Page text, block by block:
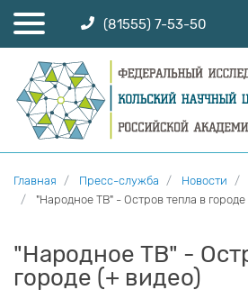
(81555) 7-53-50
Главная Пресс-служба Новости
"Народное ТВ" - Остров тепла в городе
"Народное ТВ" -
городе (+ видео)